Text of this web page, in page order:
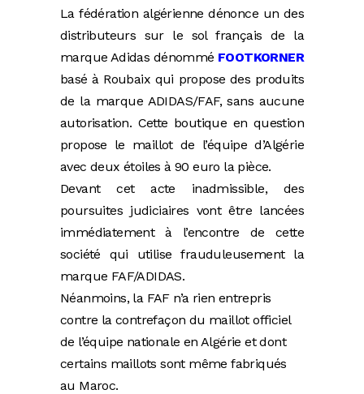
La fédération algérienne dénonce un des
distributeurs sur le sol français de la
marque Adidas dénommé FOOTKORNER
basé à Roubaix qui propose des produits
de la marque ADIDAS/FAF, sans aucune
autorisation. Cette boutique en question
propose le maillot de l’équipe d’Algérie
avec deux étoiles à 90 euro la pièce.
Devant cet acte inadmissible, des
poursuites judiciaires vont être lancées
immédiatement à l’encontre de cette
société qui utilise frauduleusement la
marque FAF/ADIDAS.
Néanmoins, la FAF n’a rien entrepris
contre la contrefaçon du maillot officiel
de l’équipe nationale en Algérie et dont
certains maillots sont même fabriqués
au Maroc.